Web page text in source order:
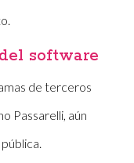
software
de terceros
Passarelli, aún